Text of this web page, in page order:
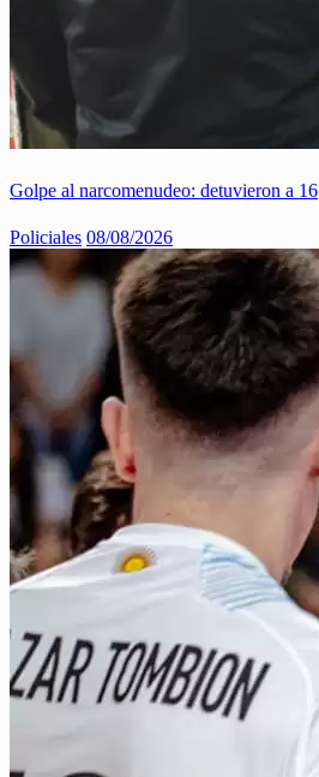
Golpe al narcomenudeo: detuvieron a 16
Policiales 08/08/2026